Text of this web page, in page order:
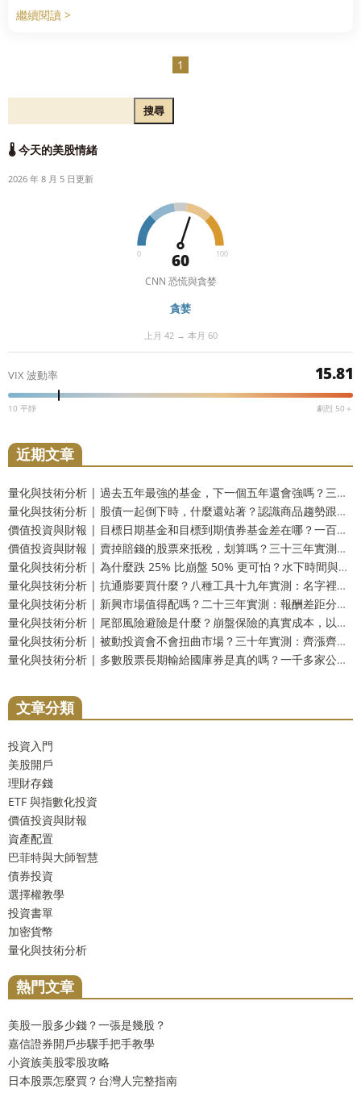
繼續閱讀 >
1
搜尋
🌡️ 今天的美股情緒
2026 年 8 月 5 日更新
0 100
60
CNN 恐慌與貪婪
貪婪
上月 42 → 本月 60
VIX 波動率 15.81
10 平靜 劇烈 50＋
近期文章
量化與技術分析 | 過去五年最強的基金，下一個五年還會強嗎？三十三年實測：留在前段和掉到墊底的機率一樣高
量化與技術分析 | 股債一起倒下時，什麼還站著？認識商品趨勢跟蹤這個防禦資產
價值投資與財報 | 目標日期基金和目標到期債券基金差在哪？一百五十四年實測：到期還你的是票面，不是購買力
價值投資與財報 | 賣掉賠錢的股票來抵稅，划算嗎？三十三年實測：財富只多 2.9%，而台灣人這一步用不上
量化與技術分析 | 為什麼跌 25% 比崩盤 50% 更可怕？水下時間與潰瘍指數，風險的另一個量法
量化與技術分析 | 抗通膨要買什麼？八種工具十九年實測：名字裡有抗通膨的那一個，反而測不出反應
量化與技術分析 | 新興市場值得配嗎？二十三年實測：報酬差距分不出勝負，但台灣人多買了一份自己
量化與技術分析 | 尾部風險避險是什麼？崩盤保險的真實成本，以及一個更省事的替代方案
量化與技術分析 | 被動投資會不會扭曲市場？三十年實測：齊漲齊跌是真的，指數基金的責任卻查不出來
量化與技術分析 | 多數股票長期輸給國庫券是真的嗎？一千多家公司實測：輸的只有兩成，真正該怕的是另一件事
文章分類
投資入門
美股開戶
理財存錢
ETF 與指數化投資
價值投資與財報
資產配置
巴菲特與大師智慧
債券投資
選擇權教學
投資書單
加密貨幣
量化與技術分析
熱門文章
美股一股多少錢？一張是幾股？
嘉信證券開戶步驟手把手教學
小資族美股零股攻略
日本股票怎麼買？台灣人完整指南